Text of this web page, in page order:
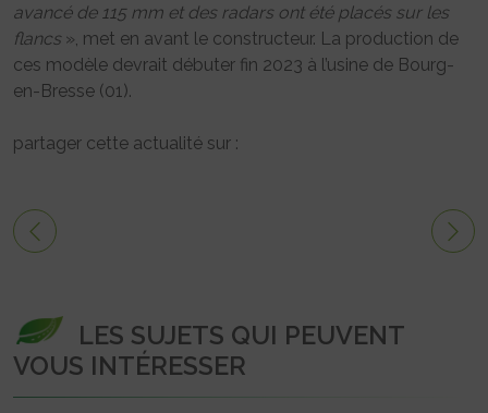
avancé de 115 mm et des radars ont été placés sur les
flancs», met en avant le constructeur. La production de
ces modèle devrait débuter fin 2023 à l’usine de Bourg-
en-Bresse (01).
partager cette actualité sur :
LES SUJETS QUI PEUVENT
VOUS INTÉRESSER